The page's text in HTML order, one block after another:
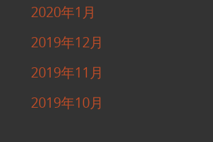
2020年1月
2019年12月
2019年11月
2019年10月